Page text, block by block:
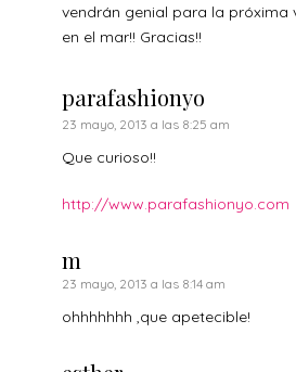
vendrán genial para la próxima
en el mar!! Gracias!!
parafashionyo
23 mayo, 2013 a las 8:25 am
Que curioso!!
http://www.parafashionyo.com
m
23 mayo, 2013 a las 8:14 am
ohhhhhhh ,que apetecible!